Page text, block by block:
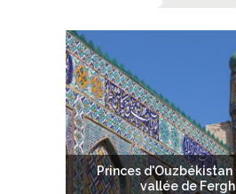
2027
Princes d'Ouzbékistan
vallée de